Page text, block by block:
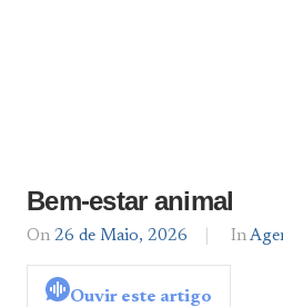
Bem-estar animal
On 26 de Maio, 2026
By
In
Ouvir este artigo